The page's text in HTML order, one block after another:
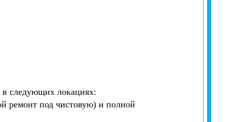
в следующих локациях:
ремонт под чистовую) и полной